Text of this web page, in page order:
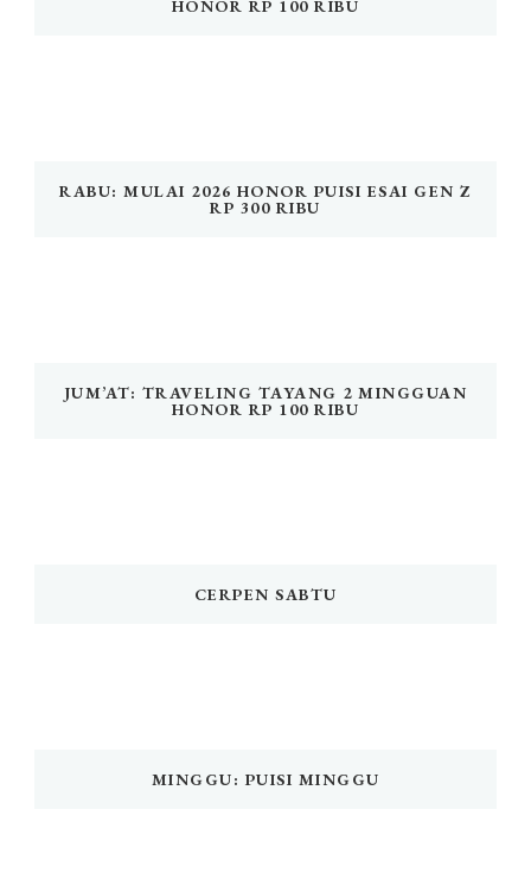
HONOR RP 100 RIBU
RABU: MULAI 2026 HONOR PUISI ESAI GEN Z
RP 300 RIBU
JUM’AT: TRAVELING TAYANG 2 MINGGUAN
HONOR RP 100 RIBU
CERPEN SABTU
MINGGU: PUISI MINGGU